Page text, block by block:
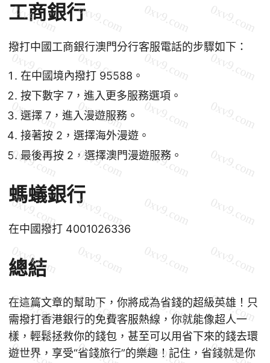
工商銀行
撥打中國工商銀行澳門分行客服電話的步驟如下：
在中國境內撥打 95588。
按下數字 7，進入更多服務選項。
選擇 7，進入漫遊服務。
接著按 2，選擇海外漫遊。
最後再按 2，選擇澳門漫遊服務。
螞蟻銀行
在中國撥打 4001026336
總結
在這篇文章的幫助下，你將成為省錢的超級英雄！只
需撥打香港銀行的免費客服熱線，你就能像超人一
樣，輕鬆拯救你的錢包，甚至可以用省下來的錢去環
遊世界，享受“省錢旅行”的樂趣！記住，省錢就是你